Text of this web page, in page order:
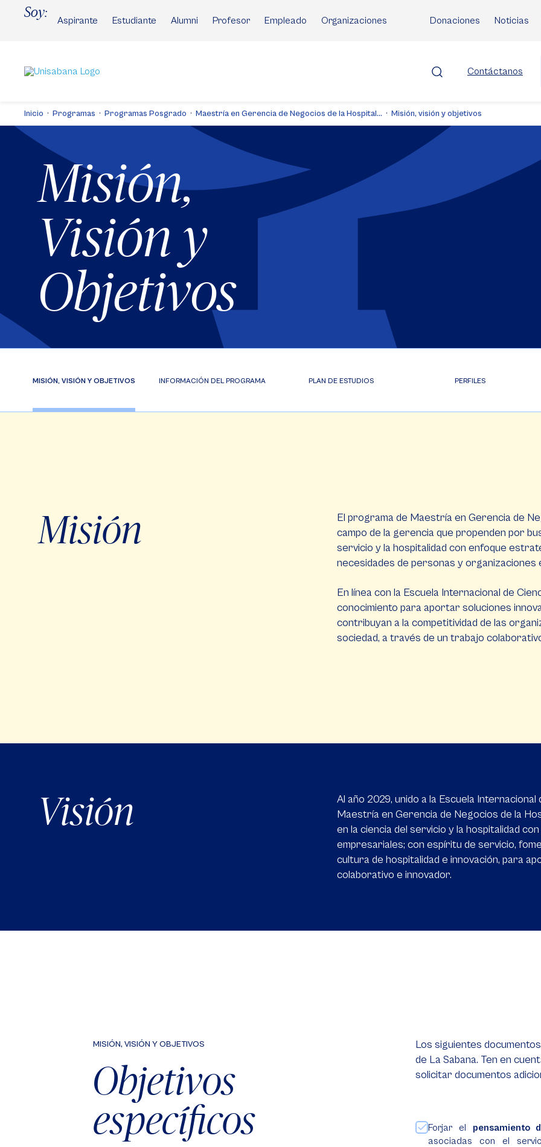
Soy:
Aspirante Estudiante Alumni Profesor Empleado Organizaciones Donaciones Noticias
Contáctanos
Inicio Programas Programas Posgrado Maestría en Gerencia de Negocios de la Hospital... Misión, visión y objetivos
Misión,
Visión y
Objetivos
MISIÓN, VISIÓN Y OBJETIVOS INFORMACIÓN DEL PROGRAMA PLAN DE ESTUDIOS PERFILES
Misión
El programa de Maestría en Gerencia de
campo de la gerencia que propenden por
servicio y la hospitalidad con enfoque
necesidades de personas y organizaciones
En línea con la Escuela Internacional de
conocimiento para aportar soluciones
contribuyan a la competitividad de las
sociedad, a través de un trabajo
Visión
Al año 2029, unido a la Escuela
Maestría en Gerencia de Negocios de la
en la ciencia del servicio y la hospitalidad
empresariales; con espíritu de servicio,
cultura de hospitalidad e innovación, para
colaborativo e innovador.
MISIÓN, VISIÓN Y OBJETIVOS
Objetivos
específicos
Los siguientes
de La Sabana. Ten en
solicitar documentos
Forjar el pensamiento
asociadas con el